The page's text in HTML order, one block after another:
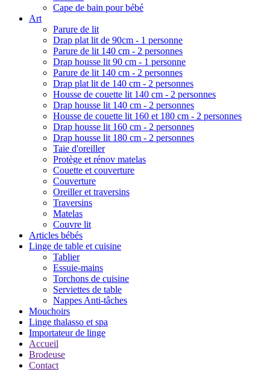
Cape de bain pour bébé
Art
Parure de lit
Drap plat lit de 90cm - 1 personne
Parure de lit 140 cm - 2 personnes
Drap housse lit 90 cm - 1 personne
Parure de lit 140 cm - 2 personnes
Drap plat lit de 140 cm - 2 personnes
Housse de couette lit 140 cm - 2 personnes
Drap housse lit 140 cm - 2 personnes
Housse de couette lit 160 et 180 cm - 2 personnes
Drap housse lit 160 cm - 2 personnes
Drap housse lit 180 cm - 2 personnes
Taie d'oreiller
Protège et rénov matelas
Couette et couverture
Couverture
Oreiller et traversins
Traversins
Matelas
Couvre lit
Articles bébés
Linge de table et cuisine
Tablier
Essuie-mains
Torchons de cuisine
Serviettes de table
Nappes Anti-tâches
Mouchoirs
Linge thalasso et spa
Importateur de linge
Accueil
Brodeuse
Contact